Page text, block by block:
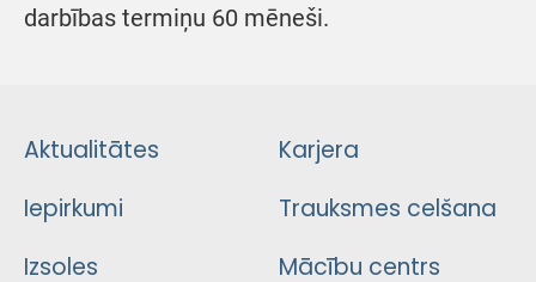
darbības termiņu 60 mēneši.
Aktualitātes
Iepirkumi
Izsoles
Karjera
Trauksmes celšana
Mācību centrs